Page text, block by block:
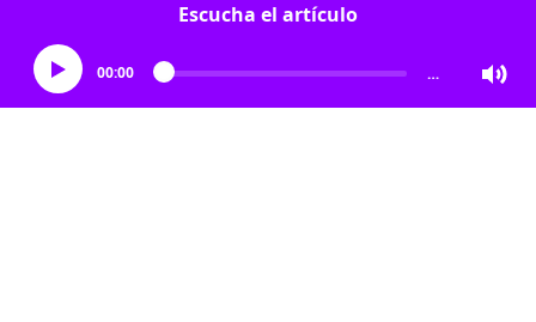
Escucha el artículo
00:00 …